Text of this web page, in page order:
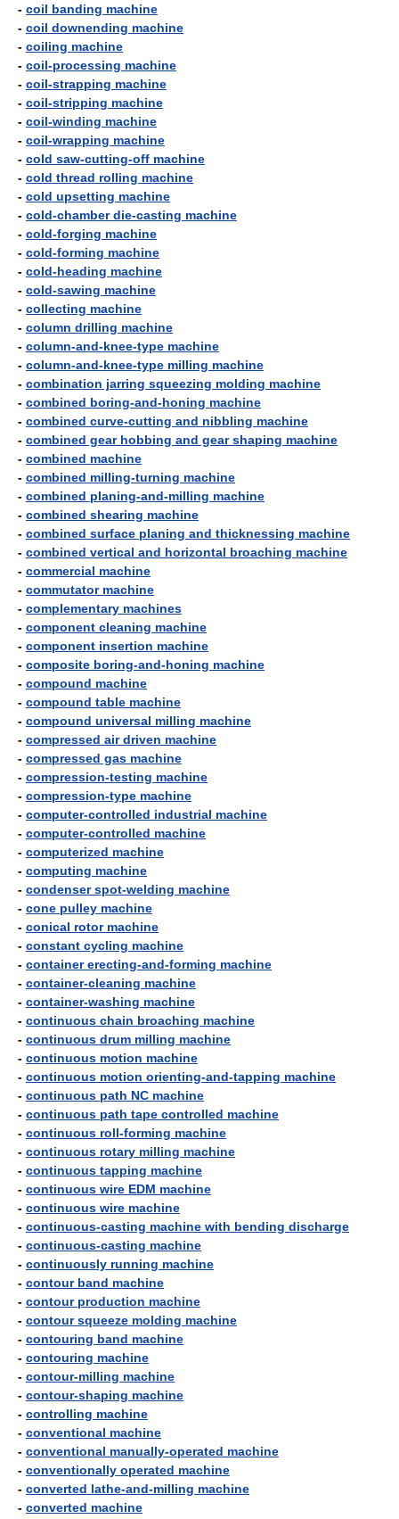
- coil banding machine
- coil downending machine
- coiling machine
- coil-processing machine
- coil-strapping machine
- coil-stripping machine
- coil-winding machine
- coil-wrapping machine
- cold saw-cutting-off machine
- cold thread rolling machine
- cold upsetting machine
- cold-chamber die-casting machine
- cold-forging machine
- cold-forming machine
- cold-heading machine
- cold-sawing machine
- collecting machine
- column drilling machine
- column-and-knee-type machine
- column-and-knee-type milling machine
- combination jarring squeezing molding machine
- combined boring-and-honing machine
- combined curve-cutting and nibbling machine
- combined gear hobbing and gear shaping machine
- combined machine
- combined milling-turning machine
- combined planing-and-milling machine
- combined shearing machine
- combined surface planing and thicknessing machine
- combined vertical and horizontal broaching machine
- commercial machine
- commutator machine
- complementary machines
- component cleaning machine
- component insertion machine
- composite boring-and-honing machine
- compound machine
- compound table machine
- compound universal milling machine
- compressed air driven machine
- compressed gas machine
- compression-testing machine
- compression-type machine
- computer-controlled industrial machine
- computer-controlled machine
- computerized machine
- computing machine
- condenser spot-welding machine
- cone pulley machine
- conical rotor machine
- constant cycling machine
- container erecting-and-forming machine
- container-cleaning machine
- container-washing machine
- continuous chain broaching machine
- continuous drum milling machine
- continuous motion machine
- continuous motion orienting-and-tapping machine
- continuous path NC machine
- continuous path tape controlled machine
- continuous roll-forming machine
- continuous rotary milling machine
- continuous tapping machine
- continuous wire EDM machine
- continuous wire machine
- continuous-casting machine with bending discharge
- continuous-casting machine
- continuously running machine
- contour band machine
- contour production machine
- contour squeeze molding machine
- contouring band machine
- contouring machine
- contour-milling machine
- contour-shaping machine
- controlling machine
- conventional machine
- conventional manually-operated machine
- conventionally operated machine
- converted lathe-and-milling machine
- converted machine